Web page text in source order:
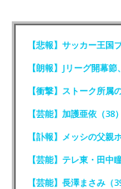
【悲報】サッカー王
【朗報】Jリーグ開幕
【衝撃】ストーク所属
【芸能】加護亜依（
【訃報】メッシの父
【芸能】長澤まさみ（